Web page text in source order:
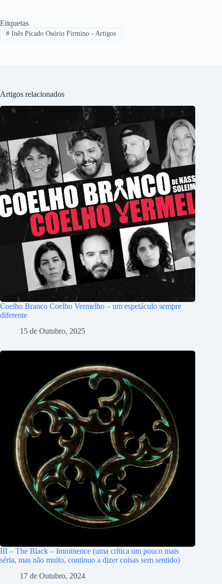
Etiquetas
#Inês Picado Osório Firmino - Artigos
Artigos relacionados
Coelho Branco Coelho Vermelho – um espetáculo sempre
diferente
15 de Outubro, 2025
III – The Black – Imminence (uma crítica um pouco mais
séria, mas não muito, continuo a dizer coisas sem sentido)
17 de Outubro, 2024